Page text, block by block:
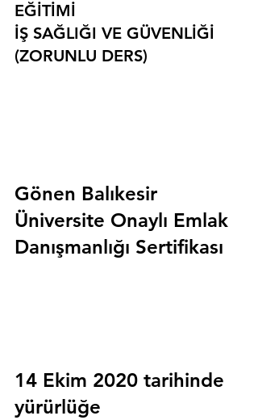
EĞİTİMİ
İŞ SAĞLIĞI VE GÜVENLİĞİ
(ZORUNLU DERS)
Gönen Balıkesir
Üniversite Onaylı Emlak
Danışmanlığı Sertifikası
14 Ekim 2020 tarihinde
yürürlüğe